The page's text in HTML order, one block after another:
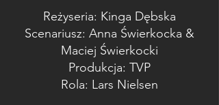
Reżyseria: Kinga Dębska
Scenariusz: Anna Świerkocka &
Maciej Świerkocki
Produkcja: TVP
Rola: Lars Nielsen